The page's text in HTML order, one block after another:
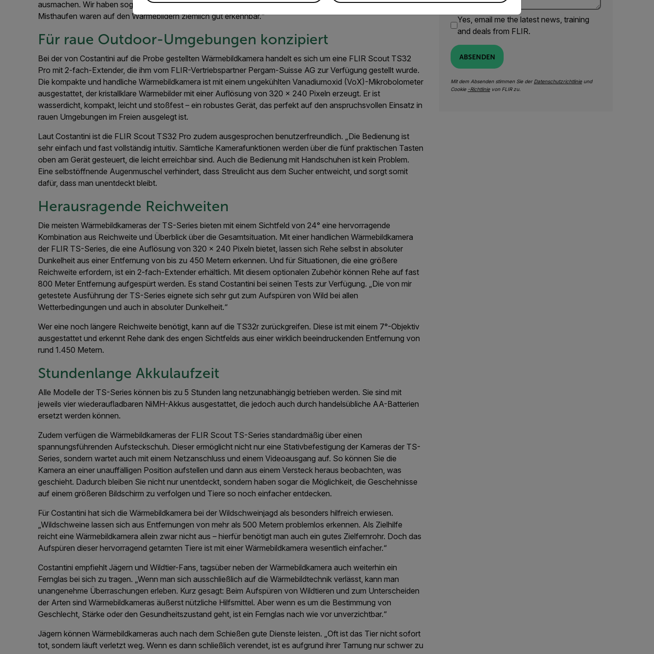
ausmachen. Wir haben sogar nicht nur Warmblüter wie Katzen und Hasen entdeckt: Auch Ameisen und
Misthaufen waren auf den Wärmebildern ziemlich gut erkennbar.“
Für raue Outdoor-Umgebungen konzipiert
Bei der von Costantini auf die Probe gestellten Wärmebildkamera handelt es sich um eine FLIR Scout TS32
Pro mit 2-fach-Extender, die ihm vom FLIR-Vertriebspartner Pergam-Suisse AG zur Verfügung gestellt wurde.
Die kompakte und handliche Wärmebildkamera ist mit einem ungekühlten Vanadiumoxid (VoX)-Mikrobolometer
ausgestattet, der kristallklare Wärmebilder mit einer Auflösung von 320 × 240 Pixeln erzeugt. Er ist
wasserdicht, kompakt, leicht und stoßfest – ein robustes Gerät, das perfekt auf den anspruchsvollen Einsatz in
rauen Umgebungen im Freien ausgelegt ist.
Laut Costantini ist die FLIR Scout TS32 Pro zudem ausgesprochen benutzerfreundlich. „Die Bedienung ist
sehr einfach und fast vollständig intuitiv. Sämtliche Kamerafunktionen werden über die fünf praktischen Tasten
oben am Gerät gesteuert, die leicht erreichbar sind. Auch die Bedienung mit Handschuhen ist kein Problem.
Eine selbstöffnende Augenmuschel verhindert, dass Streulicht aus dem Sucher entweicht, und sorgt somit
dafür, dass man unentdeckt bleibt.
Herausragende Reichweiten
Die meisten Wärmebildkameras der TS-Series bieten mit einem Sichtfeld von 24° eine hervorragende
Kombination aus Reichweite und Überblick über die Gesamtsituation. Mit einer handlichen Wärmebildkamera
der FLIR TS-Series, die eine Auflösung von 320 × 240 Pixeln bietet, lassen sich Rehe selbst in absoluter
Dunkelheit aus einer Entfernung von bis zu 450 Metern erkennen. Und für Situationen, die eine größere
Reichweite erfordern, ist ein 2-fach-Extender erhältlich. Mit diesem optionalen Zubehör können Rehe auf fast
800 Meter Entfernung aufgespürt werden. Es stand Costantini bei seinen Tests zur Verfügung. „Die von mir
getestete Ausführung der TS-Series eignete sich sehr gut zum Aufspüren von Wild bei allen
Wetterbedingungen und auch in absoluter Dunkelheit.“
Wer eine noch längere Reichweite benötigt, kann auf die TS32r zurückgreifen. Diese ist mit einem 7°-Objektiv
ausgestattet und erkennt Rehe dank des engen Sichtfelds aus einer wirklich beeindruckenden Entfernung von
rund 1.450 Metern.
Stundenlange Akkulaufzeit
Alle Modelle der TS-Series können bis zu 5 Stunden lang netzunabhängig betrieben werden. Sie sind mit
jeweils vier wiederaufladbaren NiMH-Akkus ausgestattet, die jedoch auch durch handelsübliche AA-Batterien
ersetzt werden können.
Zudem verfügen die Wärmebildkameras der FLIR Scout TS-Series standardmäßig über einen
spannungsführenden Aufsteckschuh. Dieser ermöglicht nicht nur eine Stativbefestigung der Kameras der TS-
Series, sondern wartet auch mit einem Netzanschluss und einem Videoausgang auf. So können Sie die
Kamera an einer unauffälligen Position aufstellen und dann aus einem Versteck heraus beobachten, was
geschieht. Dadurch bleiben Sie nicht nur unentdeckt, sondern haben sogar die Möglichkeit, die Geschehnisse
auf einem größeren Bildschirm zu verfolgen und Tiere so noch einfacher entdecken.
Für Costantini hat sich die Wärmebildkamera bei der Wildschweinjagd als besonders hilfreich erwiesen.
„Wildschweine lassen sich aus Entfernungen von mehr als 500 Metern problemlos erkennen. Als Zielhilfe
reicht eine Wärmebildkamera allein zwar nicht aus – hierfür benötigt man auch ein gutes Zielfernrohr. Doch das
Aufspüren dieser hervorragend getarnten Tiere ist mit einer Wärmebildkamera wesentlich einfacher.“
Costantini empfiehlt Jägern und Wildtier-Fans, tagsüber neben der Wärmebildkamera auch weiterhin ein
Fernglas bei sich zu tragen. „Wenn man sich ausschließlich auf die Wärmebildtechnik verlässt, kann man
unangenehme Überraschungen erleben. Kurz gesagt: Beim Aufspüren von Wildtieren und zum Unterscheiden
der Arten sind Wärmebildkameras äußerst nützliche Hilfsmittel. Aber wenn es um die Bestimmung von
Geschlecht, Stärke oder den Gesundheitszustand geht, ist ein Fernglas nach wie vor unverzichtbar.“
Jägern können Wärmebildkameras auch nach dem Schießen gute Dienste leisten. „Oft ist das Tier nicht sofort
tot, sondern läuft verletzt weg. Wenn es dann schließlich verendet, ist es aufgrund ihrer Tarnung nur schwer zu
Yes, email me the latest news, training
and deals from FLIR.
ABSENDEN
Mit dem Absenden stimmen Sie der Datenschutzrichtlinie und
Cookie -Richtlinie von FLIR zu.